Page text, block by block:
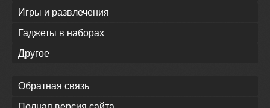
Игры и развлечения
Гаджеты в наборах
Другое
Обратная связь